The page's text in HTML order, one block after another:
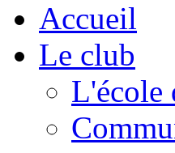
Accueil
Le club
L'école